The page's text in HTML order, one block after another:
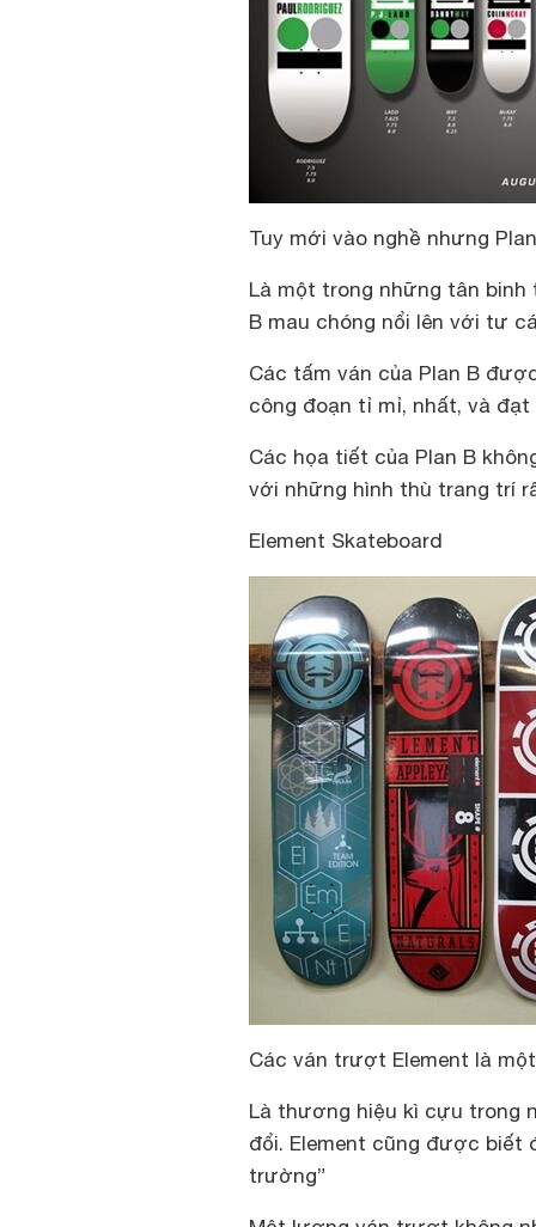
Tuy mới vào nghề nhưng
Là một trong những tân binh
B mau chóng nổi lên với tư
Các tấm ván của Plan B
công đoạn tỉ mỉ, nhất, và
Các họa tiết của Plan B
với những hình thù trang trí
Element Skateboard
Các ván trượt Element là
Là thương hiệu kì cựu trong
đổi. Element cũng được biết
trường”